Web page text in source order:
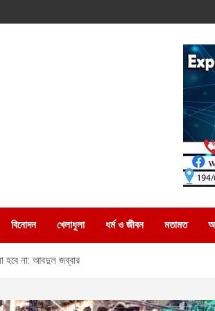
বিনোদন খেলাধুলা ধর্ম ও জীবন মতামত
হবে না: আবদুল জব্বার